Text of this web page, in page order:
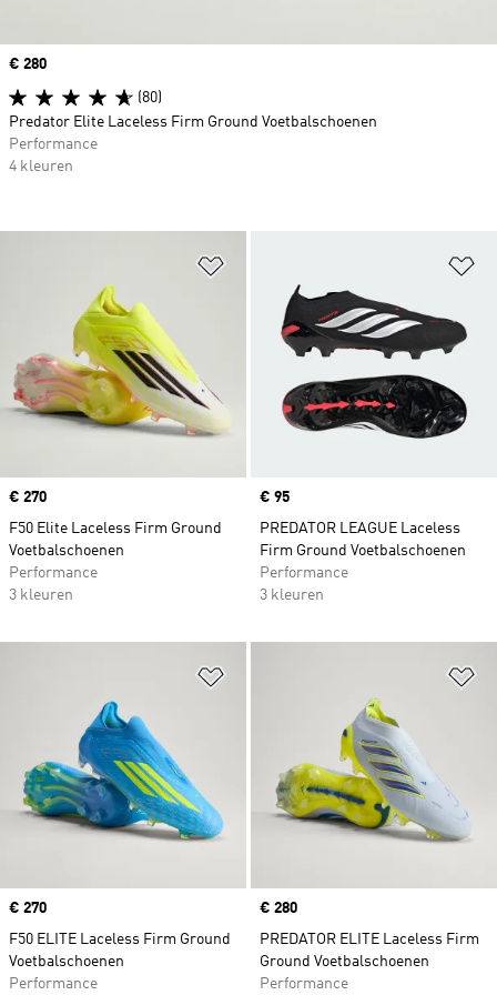
Price
€ 270
F50 Elite Laceless Firm Ground
Voetbalschoenen
Performance
3 kleuren
Price
€ 95
PREDATOR LEAGUE Laceless
Firm Ground Voetbalschoenen
Performance
3 kleuren
Price
€ 270
F50 ELITE Laceless Firm Ground
Voetbalschoenen
Performance
Price
€ 280
PREDATOR ELITE Laceless Firm
Ground Voetbalschoenen
Performance
Price
€ 280
(80)
Predator Elite Laceless Firm Ground Voetbalschoenen
Performance
4 kleuren